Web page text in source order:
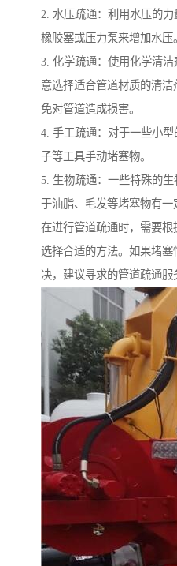
2. 水压疏通：利用水压的
橡胶塞或压力泵来增加水压。
3. 化学疏通：使用化学清
意选择适合管道材质的清
免对管道造成损害。
4. 手工疏通：对于一些小
子等工具手动堵塞物。
5. 生物疏通：一些特殊的
于油脂、毛发等堵塞物有一
在进行管道疏通时，需要
选择合适的方法。如果堵
决，建议寻求的管道疏通服